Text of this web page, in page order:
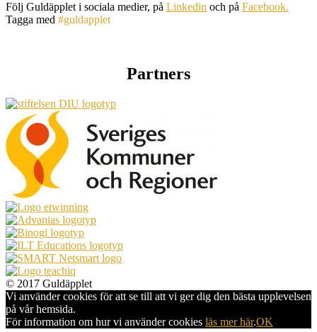
Följ Guldäpplet i sociala medier, på Linkedin och på Facebook.
Tagga med #guldapplet
Partners
© 2017 Guldäpplet
Vi använder cookies för att se till att vi ger dig den bästa upplevelsen
på vår hemsida.
För information om hur vi använder cookies läs mer här.OK